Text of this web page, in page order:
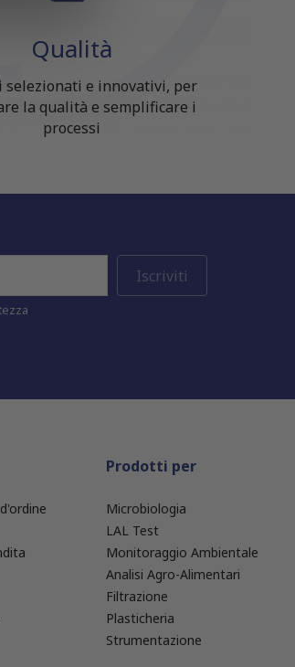
Qualità
selezionati e innovativi, per
la qualità e semplificare i
processi
Prodotti per
Microbiologia
LAL Test
Monitoraggio Ambientale
Analisi Agro-Alimentari
Filtrazione
Plasticheria
Strumentazione